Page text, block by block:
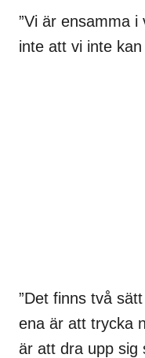
”Vi är ensamma
inte att vi inte
”Det finns två
ena är att trycka
är att dra upp sig